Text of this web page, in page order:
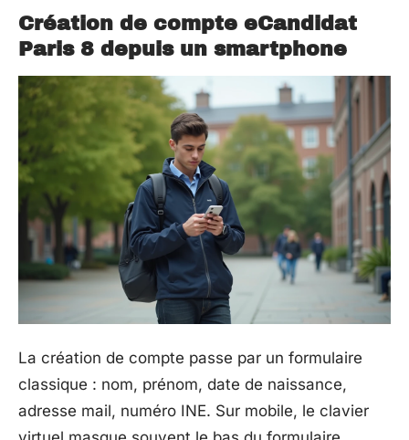
Création de compte eCandidat
Paris 8 depuis un smartphone
La création de compte passe par un formulaire
classique : nom, prénom, date de naissance,
adresse mail, numéro INE. Sur mobile, le clavier